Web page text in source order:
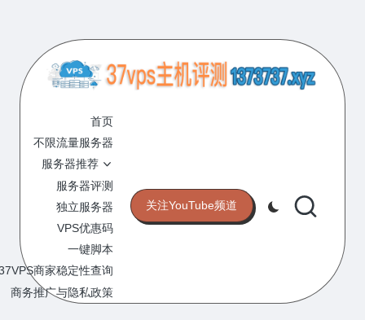
content
7
V
P
S
主
机
评
的
VPS
网
站
首页
不限流量服务器
服务器推荐
服务器评测
独立服务器
VPS优惠码
一键脚本
商家稳定性查询
商务推广与隐私政策
关注YouTube频道